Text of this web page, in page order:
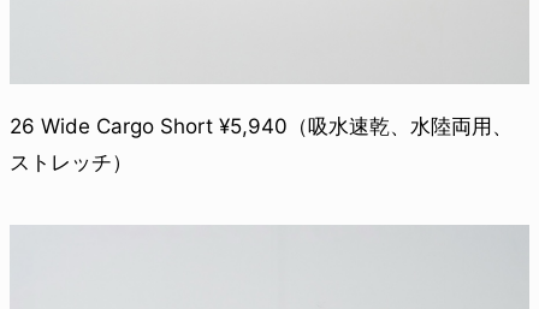
26 Wide Cargo Short ¥5,940（吸水速乾、水陸両用、
ストレッチ）